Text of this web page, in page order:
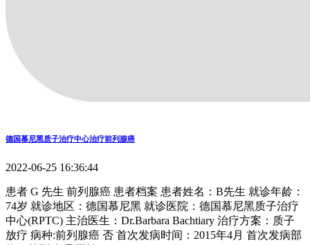
德国慕尼黑质子治疗中心治疗前列腺癌
2022-06-25 16:36:44
患者 G 先生 前列腺癌 患者档案 患者姓名：B先生 就诊年龄：
74岁 就诊地区：德国慕尼黑 就诊医院：德国慕尼黑质子治疗
中心(RPTC) 主治医生：Dr.Barbara Bachtiary 治疗方案：质子
放疗 病种:前列腺癌 否 首次发病时间：2015年4月 首次发病部